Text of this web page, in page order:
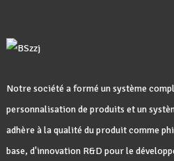
Notre société a formé un système
personnalisation de produits et un
adhère à la qualité du produit comme
base, d'innovation R&D pour le